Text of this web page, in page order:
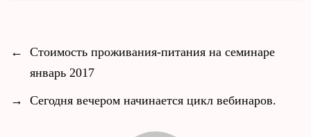
←
Стоимость проживания-питания на семинаре
январь 2017
→
Сегодня вечером начинается цикл вебинаров.